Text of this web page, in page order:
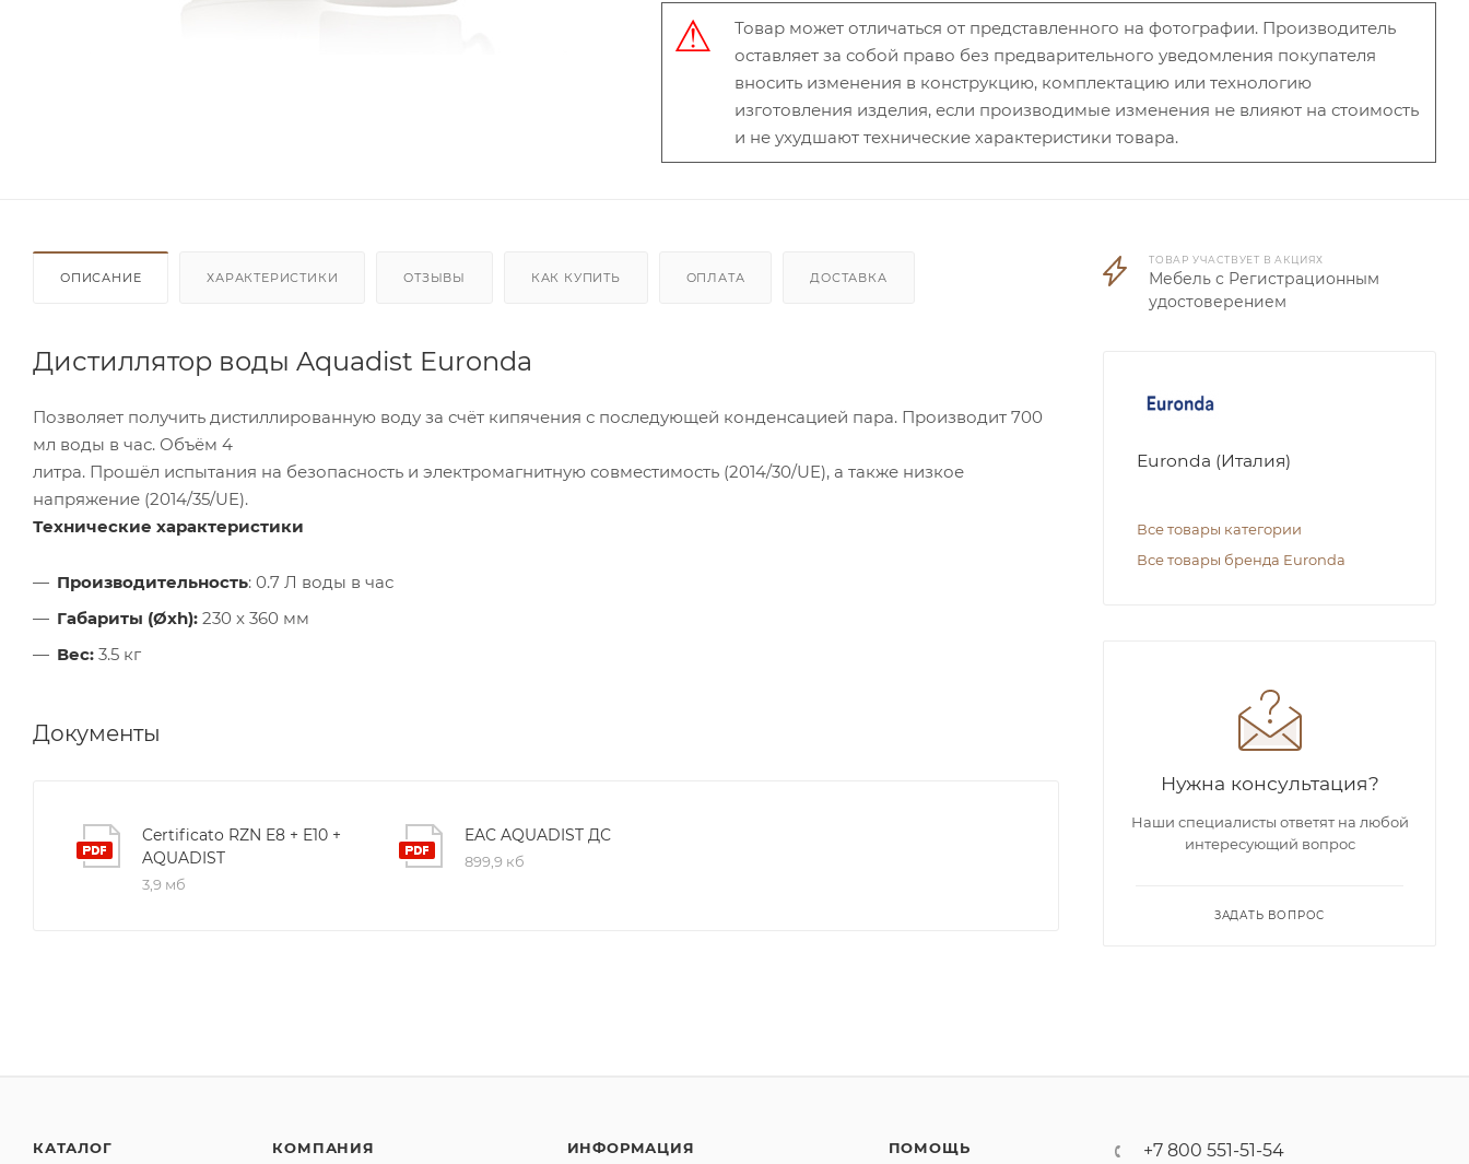
Товар может отличаться от представленного на фотографии. Производитель
оставляет за собой право без предварительного уведомления покупателя
вносить изменения в конструкцию, комплектацию или технологию
изготовления изделия, если производимые изменения не влияют на стоимость
и не ухудшают технические характеристики товара.
ОПИСАНИЕ ХАРАКТЕРИСТИКИ ОТЗЫВЫ КАК КУПИТЬ ОПЛАТА ДОСТАВКА
Дистиллятор воды Aquadist Euronda
Позволяет получить дистиллированную воду за счёт кипячения с последующей конденсацией пара. Производит 700
мл воды в час. Объём 4
литра. Прошёл испытания на безопасность и электромагнитную совместимость (2014/30/UE), а также низкое
напряжение (2014/35/UE).
Технические характеристики
Производительность: 0.7 Л воды в час
Габариты (Øxh): 230 x 360 мм
Вес: 3.5 кг
Документы
Certificato RZN E8 + E10 +
AQUADIST
3,9 мб
EAC AQUADIST ДС
899,9 кб
ТОВАР УЧАСТВУЕТ В АКЦИЯХ
Мебель с Регистрационным
удостоверением
Euronda (Италия)
Все товары категории
Все товары бренда Euronda
Нужна консультация?
Наши специалисты ответят на любой
интересующий вопрос
ЗАДАТЬ ВОПРОС
КАТАЛОГ КОМПАНИЯ ИНФОРМАЦИЯ ПОМОЩЬ +7 800 551-51-54